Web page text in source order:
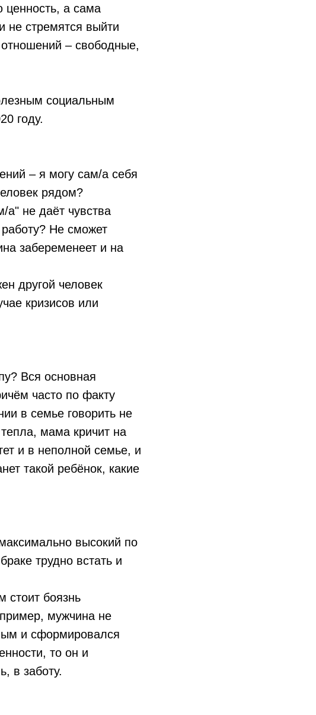
ценность, а сама
стремятся выйти
– свободные,
социальным
году.
– я могу сам/а себя
рядом?
а" не даёт чувства
Не сможет
забеременеет и на
другой человек
кризисов или
Вся основная
часто по факту
в семье говорить не
мама кричит на
и в неполной семье, и
такой ребёнок, какие
высокий по
трудно встать и
стоит боязнь
мужчина не
и сформировался
то он и
в заботу.